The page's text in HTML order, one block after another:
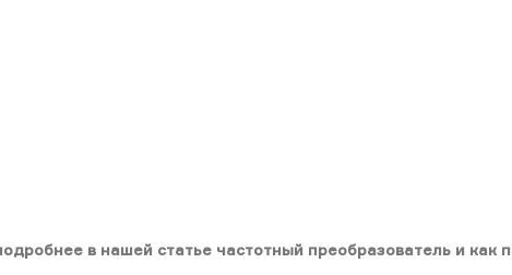
в нашей статье частотный преобразователь и как